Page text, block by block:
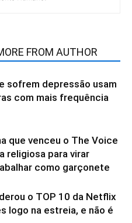
FROM AUTHOR
sofrem depressão usam
com mais frequência
que venceu o The Voice
religiosa para virar
como garçonete
o TOP 10 da Netflix
logo na estreia, e não é